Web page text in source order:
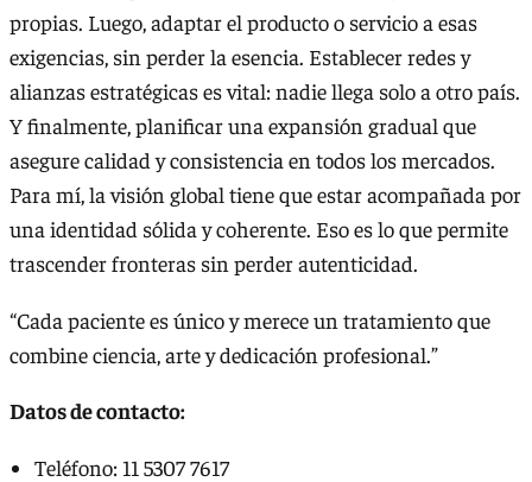
propias. Luego, adaptar el producto o servicio a esas
exigencias, sin perder la esencia. Establecer redes y
alianzas estratégicas es vital: nadie llega solo a otro país.
Y finalmente, planificar una expansión gradual que
asegure calidad y consistencia en todos los mercados.
Para mí, la visión global tiene que estar acompañada por
una identidad sólida y coherente. Eso es lo que permite
trascender fronteras sin perder autenticidad.
“Cada paciente es único y merece un tratamiento que
combine ciencia, arte y dedicación profesional.”
Datos de contacto:
Teléfono: 11 5307 7617